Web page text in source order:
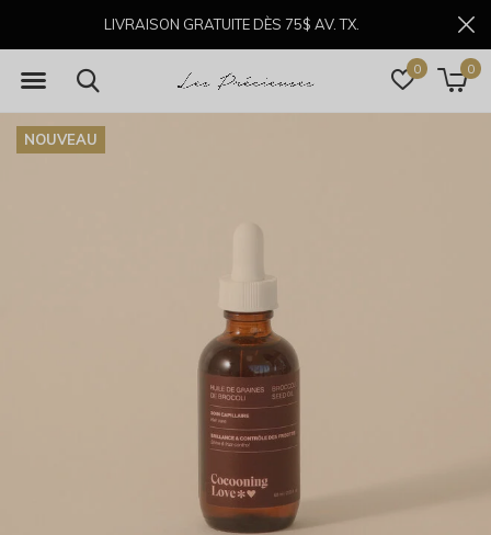
0 0
LIVRAISON GRATUITE DÈS 75$ AV. TX.
NOUVEAU